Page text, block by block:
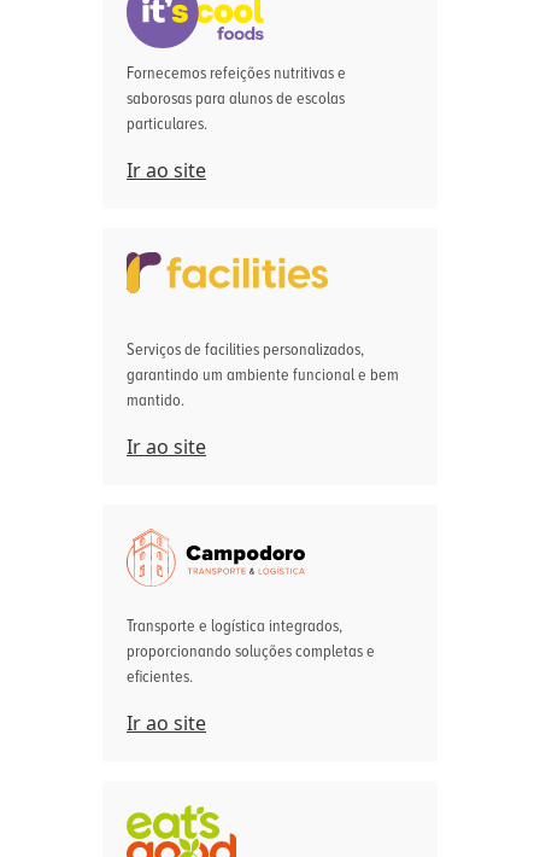
Fornecemos refeições nutritivas e
saborosas para alunos de escolas
particulares.
Ir ao site
Serviços de facilities personalizados,
garantindo um ambiente funcional e bem
mantido.
Ir ao site
Transporte e logística integrados,
proporcionando soluções completas e
eficientes.
Ir ao site